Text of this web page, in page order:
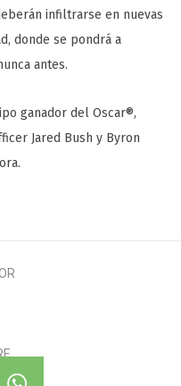
infiltrarse en nuevas
donde se pondrá a
antes.
ganador del Oscar®,
Jared Bush y Byron